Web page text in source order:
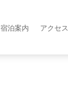
宿泊案内 アクセス